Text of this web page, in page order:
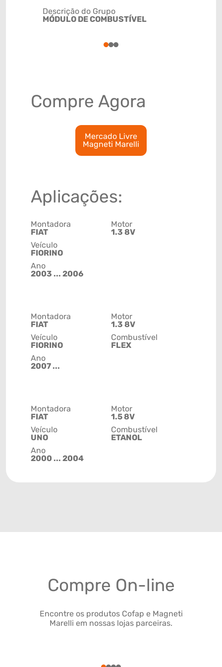
Descrição do Grupo
MÓDULO DE COMBUSTÍVEL
123
Compre Agora
Mercado Livre
Magneti Marelli
Aplicações:
Montadora
FIAT
Veículo
FIORINO
Ano
2003 ... 2006
Motor
1.3 8V
Montadora
FIAT
Veículo
FIORINO
Ano
2007 ...
Motor
1.3 8V
Combustível
FLEX
Montadora
FIAT
Veículo
UNO
Ano
2000 ... 2004
Motor
1.5 8V
Combustível
ETANOL
Compre On-line
Encontre os produtos Cofap e Magneti
Marelli em nossas lojas parceiras.